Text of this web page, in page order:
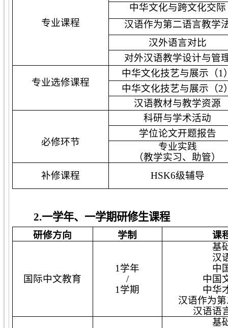
专业课程
中华文化与跨文化交际
汉语作为第二语言教学
汉外语言对比
对外汉语教学设计与管
专业选修课程
中华文化技艺与展示（1
中华文化技艺与展示（2
汉语教材与教学资源
必修环节
科研与学术活动
学位论文开题报告
专业实践
（教学实习、助管）
补修课程
HSK6级辅导
2.一学年、一学期研修生课程
研修方向 学制 课
国际中文教育
1学年
/
1学期
基
汉
中
中国
中华
汉语作为
汉语语
基